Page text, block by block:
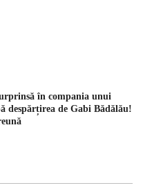
în compania unui
despărțirea de Gabi Bădălău!